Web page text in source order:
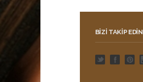
BIZI TAKIP EDIN